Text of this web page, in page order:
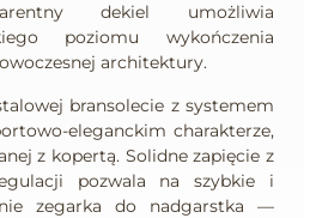
dekiel umożliwia
poziomu wykończenia
architektury.
bransolecie z systemem
eleganckim charakterze,
z kopertą. Solidne zapięcie z
pozwala na szybkie i
zegarka do nadgarstka —